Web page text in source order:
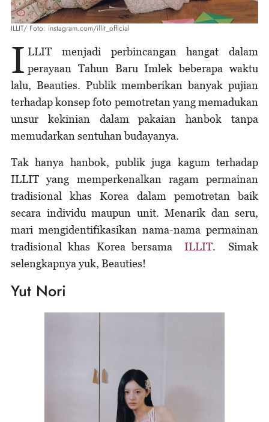
ILLIT/ Foto: instagram.com/illit_official
I LLIT menjadi perbincangan hangat dalam
perayaan Tahun Baru Imlek beberapa waktu
lalu, Beauties. Publik memberikan banyak pujian
terhadap konsep foto pemotretan yang memadukan
unsur kekinian dalam pakaian hanbok tanpa
memudarkan sentuhan budayanya.
Tak hanya hanbok, publik juga kagum terhadap
ILLIT yang memperkenalkan ragam permainan
tradisional khas Korea dalam pemotretan baik
secara individu maupun unit. Menarik dan seru,
mari mengidentifikasikan nama-nama permainan
tradisional khas Korea bersamaILLIT. Simak
selengkapnya yuk, Beauties!
Yut Nori